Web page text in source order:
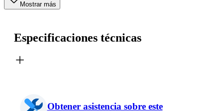
Mostrar más
Especificaciones técnicas
Obtener asistencia sobre este